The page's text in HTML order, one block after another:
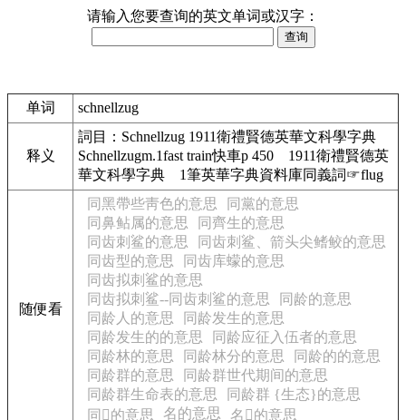
请输入您要查询的英文单词或汉字：
单词 schnellzug
释义
詞目：Schnellzug 1911衛禮賢德英華文科學字典
Schnellzugm.1fast train快車p 450 1911衛禮賢德英
華文科學字典 1筆英華字典資料庫同義詞☞flug
随便看
同黑帶些靑色的意思
同黨的意思
同鼻鲇属的意思
同齊生的意思
同齿刺鲨的意思
同齿刺鲨、箭头尖鳍鲛的意思
同齿型的意思
同齿库蠓的意思
同齿拟刺鲨的意思
同齿拟刺鲨--同齿刺鲨的意思
同龄的意思
同龄人的意思
同龄发生的意思
同龄发生的的意思
同龄应征入伍者的意思
同龄林的意思
同龄林分的意思
同龄的的意思
同龄群的意思
同龄群世代期间的意思
同龄群生命表的意思
同龄群 {生态}的意思
同𨊠的意思
名的意思 名的意思